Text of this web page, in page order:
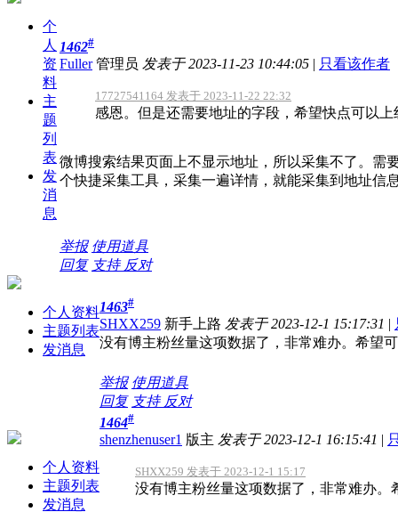
个
人
资
料
主
题
列
表
发
消
息
1462#
Fuller 管理员 发表于 2023-11-23 10:44:05 | 只看该作者
17727541164 发表于 2023-11-22 22:32
感恩。但是还需要地址的字段，希望快点可以上
微博搜索结果页面上不显示地址，所以采集不了。需
个快捷采集工具，采集一遍详情，就能采集到地址信
举报 使用道具
回复 支持 反对
个人资料
主题列表
发消息
1463#
SHXX259 新手上路 发表于 2023-12-1 15:17:31 |
没有博主粉丝量这项数据了，非常难办。希望
举报 使用道具
回复 支持 反对
个人资料
主题列表
发消息
1464#
shenzhenuser1 版主 发表于 2023-12-1 16:15:41 |
SHXX259 发表于 2023-12-1 15:17
没有博主粉丝量这项数据了，非常难办。